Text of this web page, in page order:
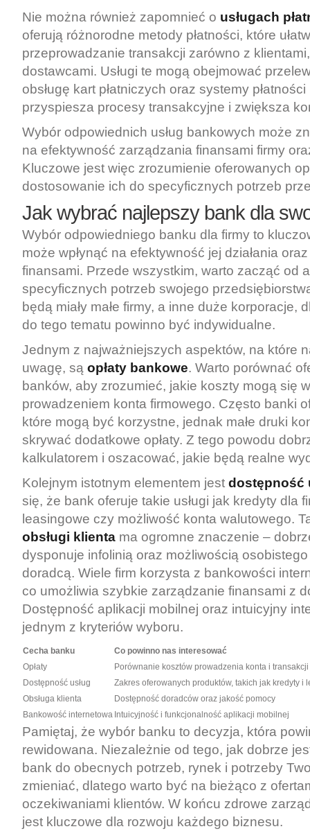
Nie można również zapomnieć o usługach
oferują różnorodne metody płatności, które
przeprowadzanie transakcji zarówno z
dostawcami. Usługi te mogą obejmować
obsługę kart płatniczych oraz systemy
przyspiesza procesy transakcyjne i zwiększa
Wybór odpowiednich usług bankowych może
na efektywność zarządzania finansami firmy
Kluczowe jest więc zrozumienie oferowanych
dostosowanie ich do specyficznych potrzeb
Jak wybrać najlepszy bank dla
Wybór odpowiedniego banku dla firmy to
może wpłynąć na efektywność jej działania
finansami. Przede wszystkim, warto zacząć od
specyficznych potrzeb swojego
będą miały małe firmy, a inne duże korporacje,
do tego tematu powinno być indywidualne.
Jednym z najważniejszych aspektów, na które
uwagę, są opłaty bankowe. Warto porównać
banków, aby zrozumieć, jakie koszty mogą się
prowadzeniem konta firmowego. Często banki
które mogą być korzystne, jednak małe druki
skrywać dodatkowe opłaty. Z tego powodu
kalkulatorem i oszacować, jakie będą realne
Kolejnym istotnym elementem jest dostępność
się, że bank oferuje takie usługi jak kredyty dla
leasingowe czy możliwość konta walutowego.
obsługi klienta ma ogromne znaczenie –
dysponuje infolinią oraz możliwością
doradcą. Wiele firm korzysta z bankowości
co umożliwia szybkie zarządzanie finansami z
Dostępność aplikacji mobilnej oraz intuicyjny
jednym z kryteriów wyboru.
Cecha banku
Co powinno nas interesować
Opłaty
Porównanie kosztów prowadzenia konta i transakcji
Dostępność usług
Zakres oferowanych produktów, takich jak kredyty i
Obsługa klienta
Dostępność doradców oraz jakość pomocy
Bankowość internetowa Intuicyjność i funkcjonalność aplikacji mobilnej
Pamiętaj, że wybór banku to decyzja, która
rewidowana. Niezależnie od tego, jak dobrze
bank do obecnych potrzeb, rynek i potrzeby
zmieniać, dlatego warto być na bieżąco z
oczekiwaniami klientów. W końcu zdrowe
jest kluczowe dla rozwoju każdego biznesu.